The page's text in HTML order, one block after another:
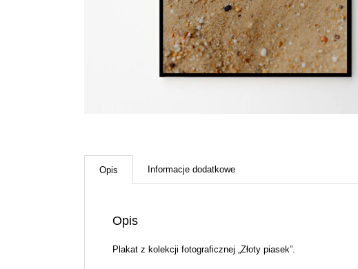
Opis Informacje dodatkowe
Opis
Plakat z kolekcji fotograficznej „Złoty piasek”.